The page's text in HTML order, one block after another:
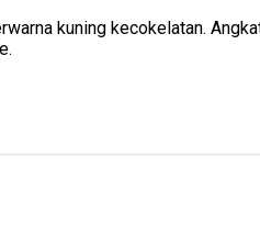
kuning kecokelatan.